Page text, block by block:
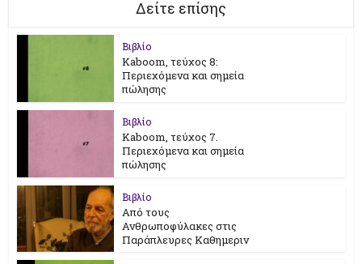
Δείτε επίσης
Βιβλίο
Kaboom, τεύχος 8:
Περιεχόμενα και σημεία
πώλησης
Βιβλίο
Kaboom, τεύχος 7.
Περιεχόμενα και σημεία
πώλησης
Βιβλίο
Από τους
Ανθρωποφύλακες στις
Παράπλευρες Καθημεριν